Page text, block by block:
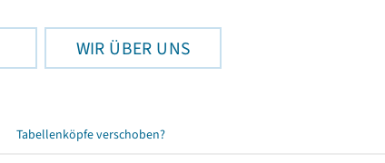
WIR ÜBER UNS
Tabellenköpfe verschoben?